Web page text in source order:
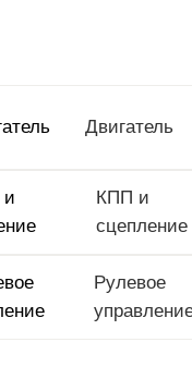
Двигатель
КПП и
сцепление
Рулевое